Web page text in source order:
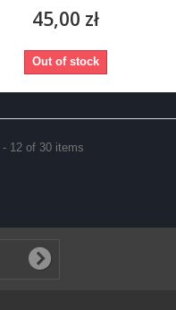
45,00 zł
Out of stock
12 of 30 items